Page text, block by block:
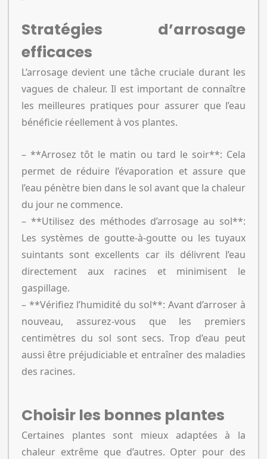
Stratégies d’arrosage
efficaces
L’arrosage devient une tâche cruciale durant les
vagues de chaleur. Il est important de connaître
les meilleures pratiques pour assurer que l’eau
bénéficie réellement à vos plantes.
– **Arrosez tôt le matin ou tard le soir**: Cela
permet de réduire l’évaporation et assure que
l’eau pénètre bien dans le sol avant que la chaleur
du jour ne commence.
– **Utilisez des méthodes d’arrosage au sol**:
Les systèmes de goutte-à-goutte ou les tuyaux
suintants sont excellents car ils délivrent l’eau
directement aux racines et minimisent le
gaspillage.
– **Vérifiez l’humidité du sol**: Avant d’arroser à
nouveau, assurez-vous que les premiers
centimètres du sol sont secs. Trop d’eau peut
aussi être préjudiciable et entraîner des maladies
des racines.
Choisir les bonnes plantes
Certaines plantes sont mieux adaptées à la
chaleur extrême que d’autres. Opter pour des